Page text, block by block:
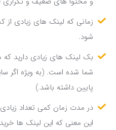
زمانی که لینک های زیادی
شود.
بک لینک های زیادی دارید
شما شده است. (به ویژه اگر
پایین داشته باشد.)
در مدت زمان کمی تعداد
این معنی که این لینک ها